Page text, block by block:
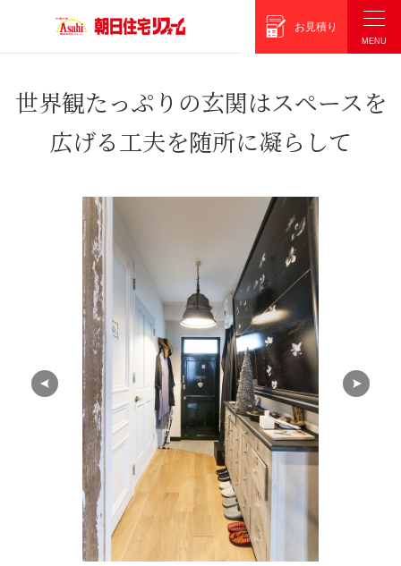
お見積り
世界観たっぷりの玄関はスペースを
広げる工夫を随所に凝らして